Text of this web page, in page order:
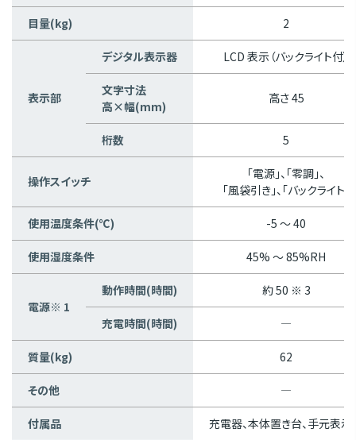
目量(kg) 2
表示部
デジタル表示器 LCD 表示（バックライト付）
文字寸法
高×幅(mm)
高さ 45
桁数 5
操作スイッチ
「電源」、「零調」、
「風袋引き」、「バックライト」
使用温度条件(℃) -5 〜 40
使用湿度条件 45% 〜 85%RH
電源※ 1
動作時間(時間) 約 50 ※ 3
充電時間(時間) ―
質量(kg) 62
その他 ―
付属品 充電器、本体置き台、手元表示